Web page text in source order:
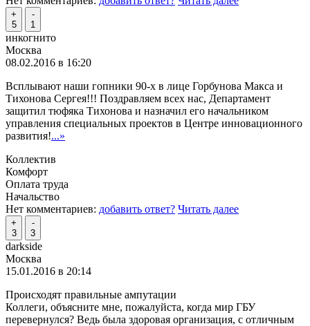
+
5
-
1
инкогнито
Москва
08.02.2016 в 16:20
Всплывают наши гопники 90-х в лице Горбунова Макса и
Тихонова Сергея!!! Поздравляем всех нас, Департамент
защитил тюфяка Тихонова и назначил его начальником
управления специальных проектов в Центре инновационного
развития!...»
Коллектив
Комфорт
Оплата труда
Начальство
Нет комментариев: добавить ответ? Читать далее
+
3
-
3
darkside
Москва
15.01.2016 в 20:14
Происходят правильные ампутации
Коллеги, объясните мне, пожалуйста, когда мир ГБУ
перевернулся? Ведь была здоровая организация, с отличным